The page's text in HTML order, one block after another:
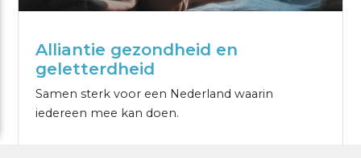
Alliantie gezondheid en
geletterdheid
Samen sterk voor een Nederland waarin
iedereen mee kan doen.